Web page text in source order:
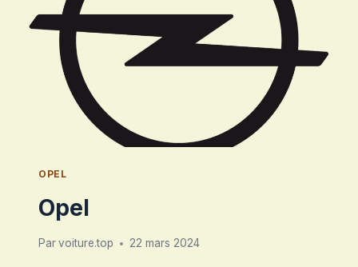
OPEL
Opel
Parvoiture.top 22 mars 2024